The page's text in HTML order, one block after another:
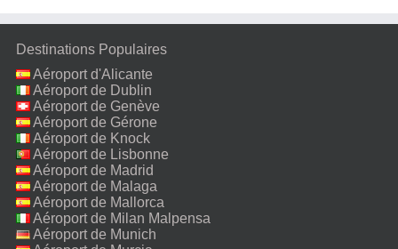
Destinations Populaires
Aéroport d'Alicante
Aéroport de Dublin
Aéroport de Genève
Aéroport de Gérone
Aéroport de Knock
Aéroport de Lisbonne
Aéroport de Madrid
Aéroport de Malaga
Aéroport de Mallorca
Aéroport de Milan Malpensa
Aéroport de Munich